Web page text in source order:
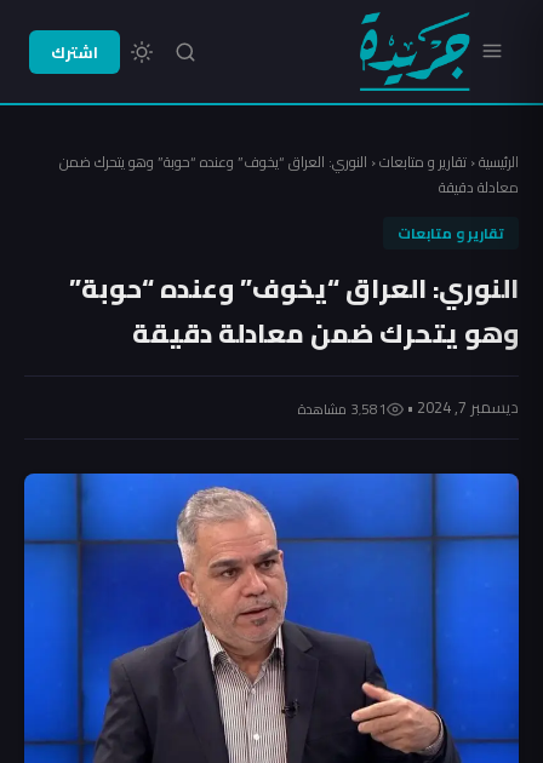
اشترك
الرئيسية‹تقارير و متابعات‹ النوري: العراق “يخوف” وعنده “حوبة” وهو يتحرك ضمن
معادلة دقيقة
تقارير و متابعات
النوري: العراق “يخوف” وعنده “حوبة”
وهو يتحرك ضمن معادلة دقيقة
ديسمبر 7, 2024 • 3٬581 مشاهدة